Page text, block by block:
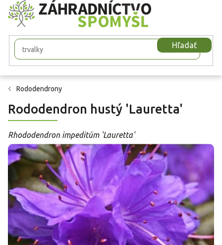
Prejsť
na
obsah
Hľadať
Rododendrony
Rododendron hustý 'Lauretta'
Rhododendron impeditúm 'Lauretta'